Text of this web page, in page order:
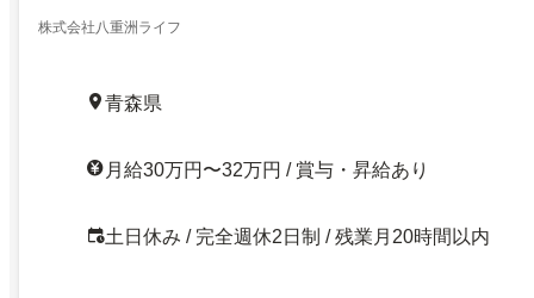
株式会社八重洲ライフ
青森県
月給30万円〜32万円 / 賞与・昇給あり
土日休み / 完全週休2日制 / 残業月20時間以内